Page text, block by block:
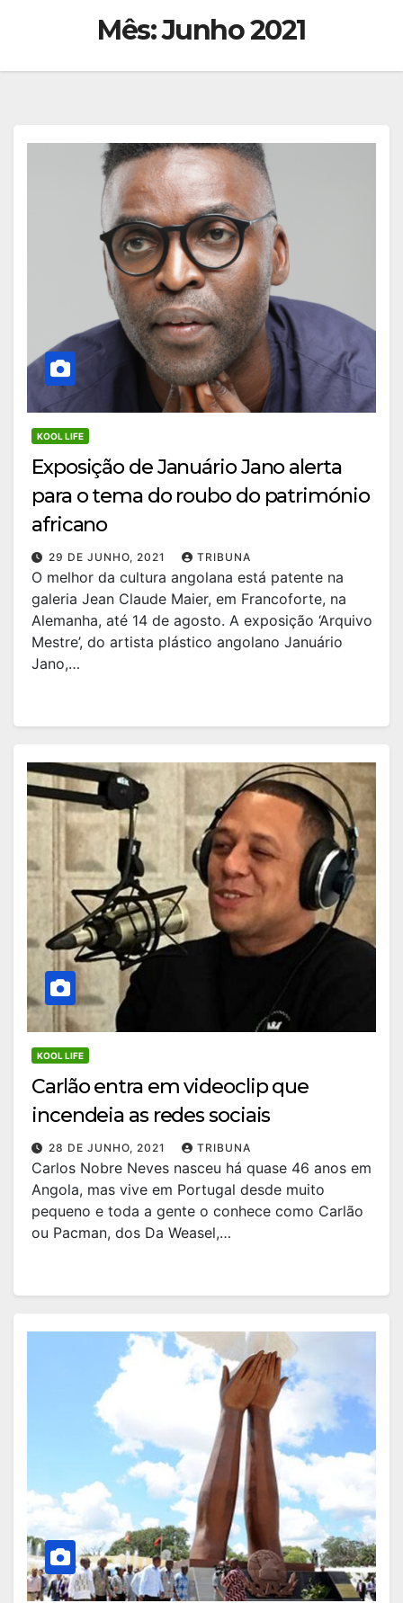
Mês:Junho 2021
KOOL LIFE
Exposição de Januário Jano alerta
para o tema do roubo do património
africano
29 DE JUNHO, 2021 TRIBUNA
O melhor da cultura angolana está patente na
galeria Jean Claude Maier, em Francoforte, na
Alemanha, até 14 de agosto. A exposição ‘Arquivo
Mestre’, do artista plástico angolano Januário
Jano,…
KOOL LIFE
Carlão entra em videoclip que
incendeia as redes sociais
28 DE JUNHO, 2021 TRIBUNA
Carlos Nobre Neves nasceu há quase 46 anos em
Angola, mas vive em Portugal desde muito
pequeno e toda a gente o conhece como Carlão
ou Pacman, dos Da Weasel,…